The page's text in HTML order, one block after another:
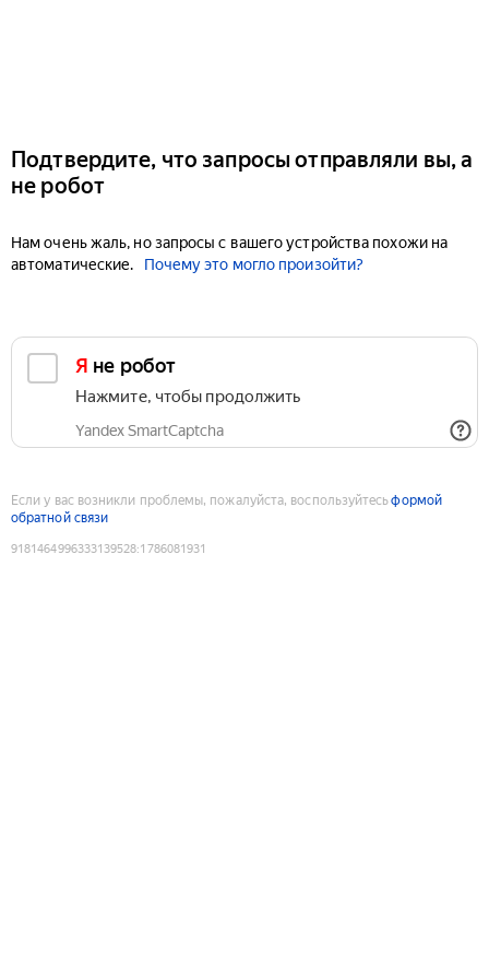
Подтвердите, что запросы отправляли вы, а
не робот
Нам очень жаль, но запросы с вашего устройства похожи на
автоматические.
Почему это могло произойти?
Я не робот
Нажмите, чтобы продолжить
Yandex SmartCaptcha
Если у вас возникли проблемы, пожалуйста, воспользуйтесьформой
обратной связи
9181464996333139528:1786081931